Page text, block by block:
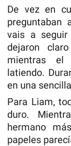
De vez en
preguntaban
vais a
dejaron
mientras el
latiendo.
en una
Para Liam,
duro.
hermano
papeles